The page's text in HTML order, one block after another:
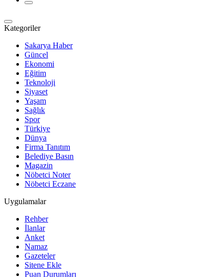
Kategoriler
Sakarya Haber
Güncel
Ekonomi
Eğitim
Teknoloji
Siyaset
Yaşam
Sağlık
Spor
Türkiye
Dünya
Firma Tanıtım
Belediye Basın
Magazin
Nöbetci Noter
Nöbetci Eczane
Uygulamalar
Rehber
İlanlar
Anket
Namaz
Gazeteler
Sitene Ekle
Puan Durumları